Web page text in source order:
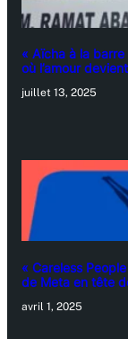
« Aïcha à la
où l’amour
juillet 13, 2025
« Careless
de Meta en tête
avril 1, 2025